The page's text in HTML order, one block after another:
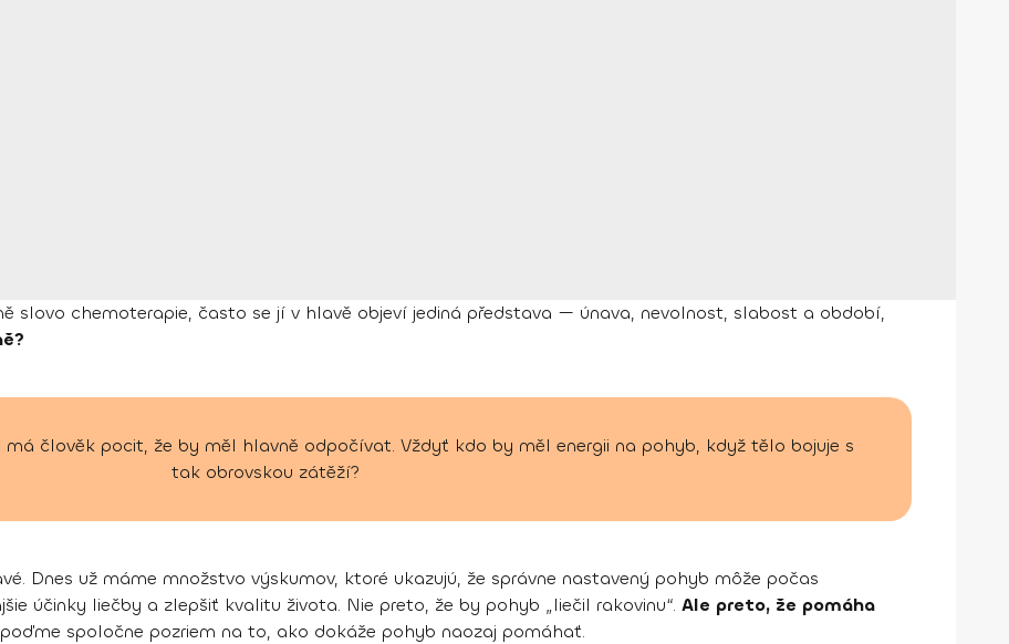
slovo chemoterapie, často se jí v hlavě objeví jediná představa — únava, nevolnost, slabost a období,
má člověk pocit, že by měl hlavně odpočívat. Vždyť kdo by měl energii na pohyb, když tělo bojuje s
tak obrovskou zátěží?
Dnes už máme množstvo výskumov, ktoré ukazujú, že správne nastavený pohyb môže počas
účinky liečby a zlepšiť kvalitu života. Nie preto, že by pohyb „liečil rakovinu“. Ale preto, že pomáha
spoločne pozriem na to, ako dokáže pohyb naozaj pomáhať.